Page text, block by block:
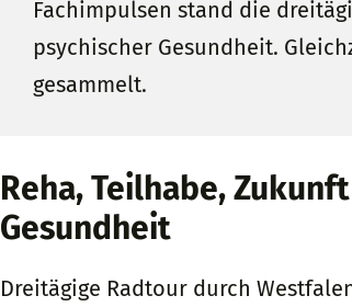
Fachimpulsen stand die
psychischer Gesundheit.
gesammelt.
Reha, Teilhabe,
Gesundheit
Dreitägige Radtour durch